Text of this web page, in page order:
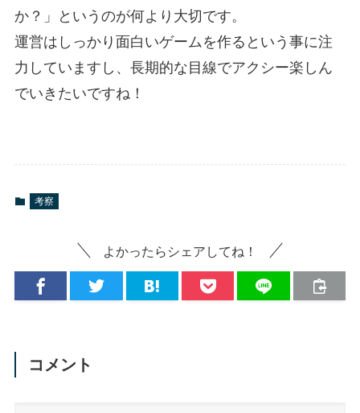
か？」というのが何より大切です。
運営はしっかり面白いゲームを作るという事に注
力していますし、長期的な目線でアクシー楽しん
でいきたいですね！
考察
よかったらシェアしてね！
コメント